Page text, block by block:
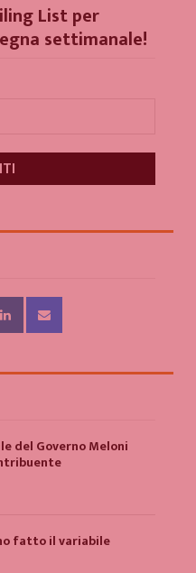
List per
settimanale!
del Governo Meloni
fatto il variabile